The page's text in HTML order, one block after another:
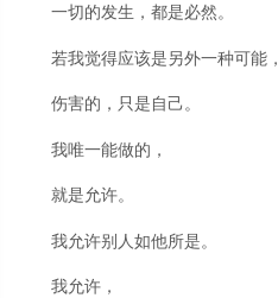
一切的发生，都是必然。
若我觉得应该是另外一种可能，
伤害的，只是自己。
我唯一能做的，
就是允许。
我允许别人如他所是。
我允许，